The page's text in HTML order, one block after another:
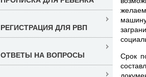
Срок
РЕГИСТРАЦИЯ ДЛЯ РВП
ОТВЕТЫ НА ВОПРОСЫ